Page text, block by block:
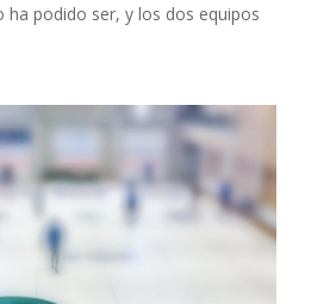
ha podido ser, y los dos equipos